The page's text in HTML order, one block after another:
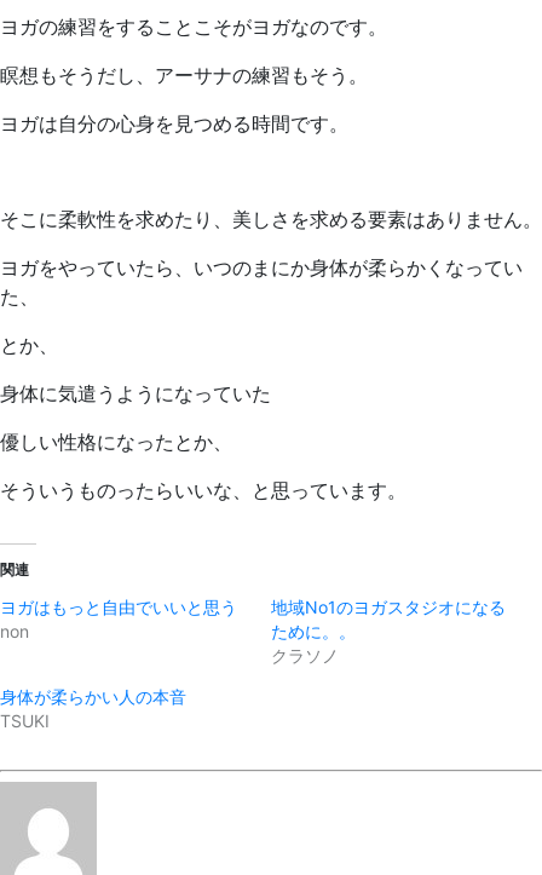
ヨガの練習をすることこそがヨガなのです。
瞑想もそうだし、アーサナの練習もそう。
ヨガは自分の心身を見つめる時間です。
そこに柔軟性を求めたり、美しさを求める要素はありません。
ヨガをやっていたら、いつのまにか身体が柔らかくなってい
た、
とか、
身体に気遣うようになっていた
優しい性格になったとか、
そういうものったらいいな、と思っています。
関連
ヨガはもっと自由でいいと思う
non
地域No1のヨガスタジオになる
ために。。
クラソノ
身体が柔らかい人の本音
TSUKI